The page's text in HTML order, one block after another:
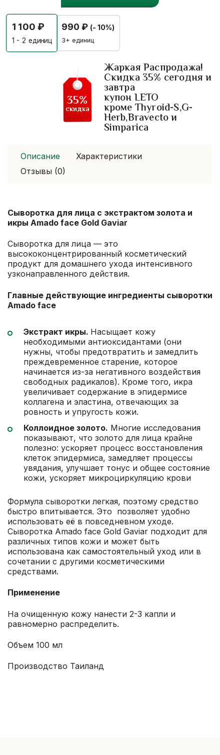
экстрактом
золота
и
икры
1 100 ₽
1 - 2 единиц
990 ₽ (- 10%)
3+ единиц
Жаркая Распродажа!
Скидка 35% сегодня и
завтра
купон LETO
кроме Thyroid-S,G-
Herb,Bravecto и
Simparica
35%
скидка
Описание
Характеристики
Отзывы (0)
Сыворотка для лица с экстрактом золота и
икры Amado face Gold Gaviar
Сыворотка для лица — это
высококонцентрированный косметический
продукт для домашнего ухода интенсивного
узконаправленного действия.
Главные действующие ингредиенты сыворотки
Amado face
Экстракт икры. Насыщает кожу
необходимыми антиоксидантами (они
нужны, чтобы предотвратить и замедлить
преждевременное старение, которое
начинается из-за негативного воздействия
свободных радикалов). Кроме того, икра
увеличивает содержание в эпидермисе
коллагена и эластина, отвечающих за
ровность и упругость кожи.
Коллоидное золото. Многие исследования
показывают, что золото для лица крайне
полезно: ускоряет процесс восстановления
клеток эпидермиса, замедляет процессы
увядания, улучшает тонус и общее состояние
кожи, ускоряет микроциркуляцию крови
Формула сыворотки легкая, поэтому средство
быстро впитывается. Это позволяет удобно
использовать её в повседневном уходе.
Сыворотка Amado face Gold Gaviar подходит для
различных типов кожи и может быть
использована как самостоятельный уход или в
сочетании с другими косметическими
средствами.
Применение
На очищенную кожу нанести 2-3 капли и
равномерно распределить.
Объем 100 мл
Производство Таиланд